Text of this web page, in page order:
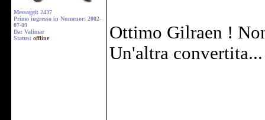
Messaggi: 2437
Primo ingresso in Numenor: 2002-
07-09
Da: Valimar
Status: offline
Ottimo Gilraen !
Un'altra